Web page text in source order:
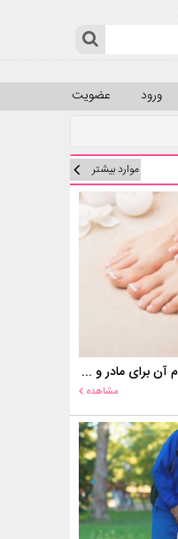
عضویت ورود
موارد بیشتر
کاشت ناخن در بارداری؛ آیا انجام آن برای مادر و جنین خطر دارد؟
مشاهده